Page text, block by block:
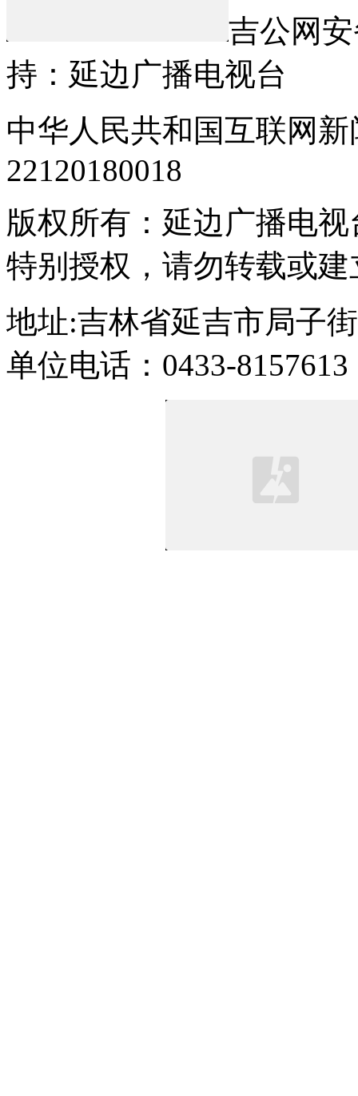
吉公网安
持：延边广播电视台
中华人民共和国互联网
22120180018
版权所有：延边广播电
特别授权，请勿转载或
地址:吉林省延吉市局子
单位电话：0433-8157613